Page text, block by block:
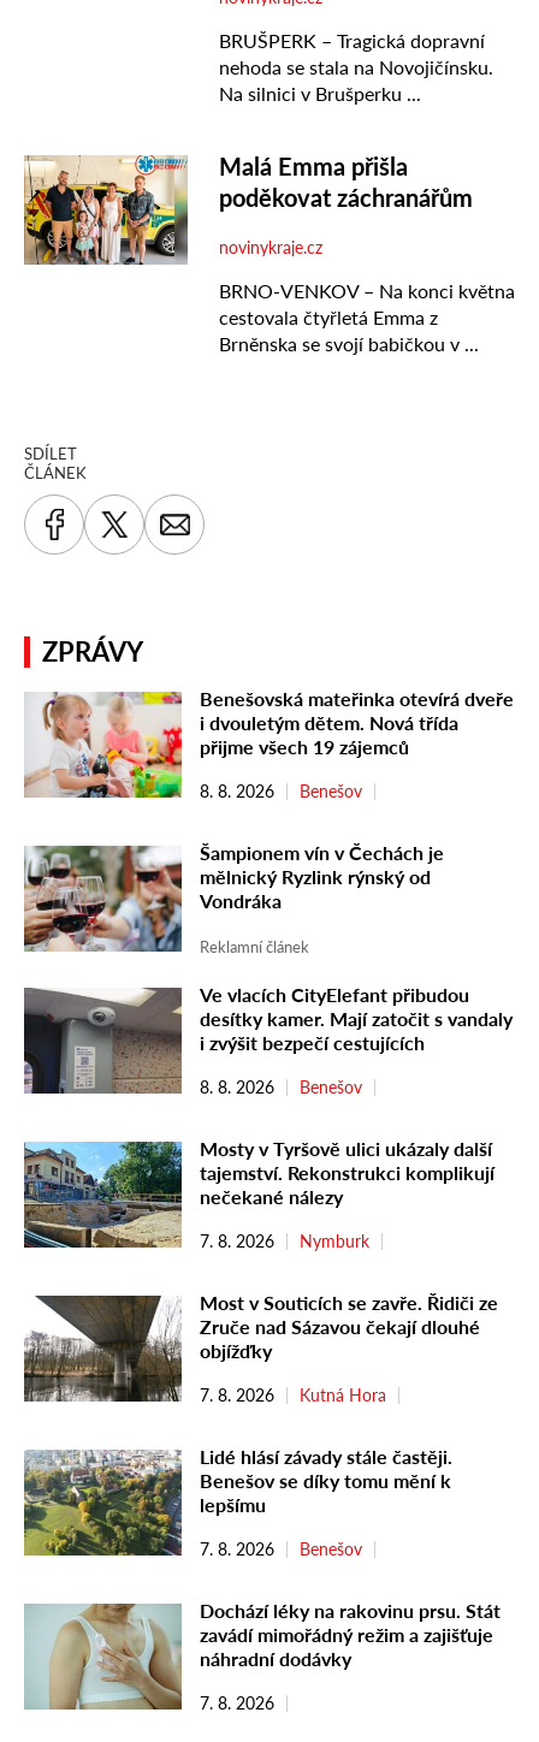
SDÍLET
ČLÁNEK
ZPRÁVY
Benešovská mateřinka otevírá dveře
i dvouletým dětem. Nová třída
přijme všech 19 zájemců
8. 8. 2026 Benešov
Šampionem vín v Čechách je
mělnický Ryzlink rýnský od
Vondráka
Reklamní článek
Ve vlacích CityElefant přibudou
desítky kamer. Mají zatočit s vandaly
i zvýšit bezpečí cestujících
8. 8. 2026 Benešov
Mosty v Tyršově ulici ukázaly další
tajemství. Rekonstrukci komplikují
nečekané nálezy
7. 8. 2026 Nymburk
Most v Souticích se zavře. Řidiči ze
Zruče nad Sázavou čekají dlouhé
objížďky
7. 8. 2026 Kutná Hora
Lidé hlásí závady stále častěji.
Benešov se díky tomu mění k
lepšímu
7. 8. 2026 Benešov
Dochází léky na rakovinu prsu. Stát
zavádí mimořádný režim a zajišťuje
náhradní dodávky
7. 8. 2026